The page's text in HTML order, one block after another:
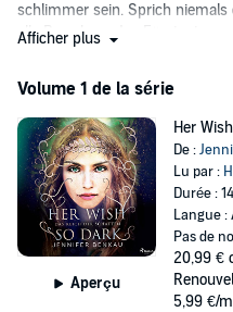
schlimmer sein. Sprich niemals
alle Bewohner des Fürstentums
entführt.
Als Laires Verlobter ihm zum
muss vor dem Thron des Lords
Reich herrscht eine wilde,
überleben, braucht sie die Hilfe
wiedersehen wollte: Alaric, der
gebrochen hat...
So episch, herzzerreißend und
Band 1 der neuen Fantasy-
Afficher plus
Volume 1 de la série
Aperçu
Her
De :
Lu par :
Durée :
Langue :
Pas de
20,99 €
5,99 €/